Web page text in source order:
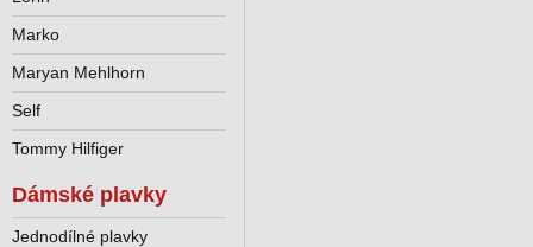
Marko
Maryan Mehlhorn
Self
Tommy Hilfiger
Dámské plavky
Jednodílné plavky